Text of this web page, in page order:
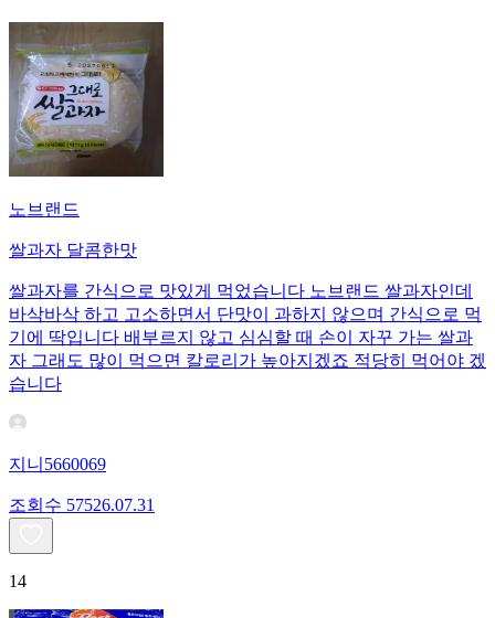
노브랜드
쌀과자 달콤한맛
쌀과자를 간식으로 맛있게 먹었습니다 노브랜드 쌀과자인데
바삭바삭 하고 고소하면서 단맛이 과하지 않으며 간식으로 먹
기에 딱입니다 배부르지 않고 심심할 때 손이 자꾸 가는 쌀과
자 그래도 많이 먹으면 칼로리가 높아지겠죠 적당히 먹어야 겠
습니다
지니5660069
조회수 57526.07.31
14